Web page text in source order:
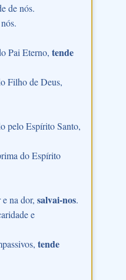
de nós.
Pai Eterno, tende
Filho de Deus,
pelo Espírito Santo,
do Espírito
na dor, salvai-nos.
e
tende